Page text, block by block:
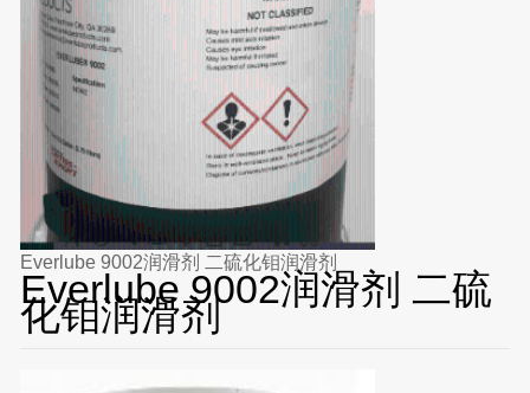
Everlube 9002润滑剂 二硫化钼润滑剂
Everlube 9002润滑剂 二硫
化钼润滑剂